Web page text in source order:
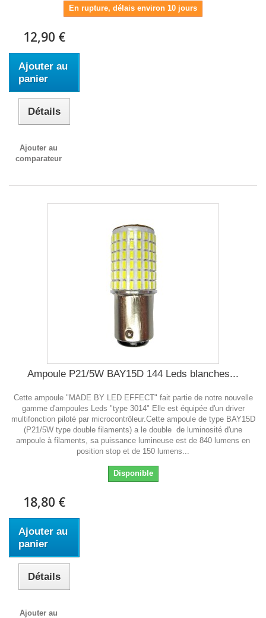
En rupture, délais environ 10 jours
12,90 €
Ajouter au
panier
Détails
Ajouter au
comparateur
Ampoule P21/5W BAY15D 144 Leds blanches...
Cette ampoule "MADE BY LED EFFECT" fait partie de notre nouvelle
gamme d'ampoules Leds "type 3014" Elle est équipée d'un driver
multifonction piloté par microcontrôleur.Cette ampoule de type BAY15D
(P21/5W type double filaments) a le double de luminosité d'une
ampoule à filaments, sa puissance lumineuse est de 840 lumens en
position stop et de 150 lumens...
Disponible
18,80 €
Ajouter au
panier
Détails
Ajouter au